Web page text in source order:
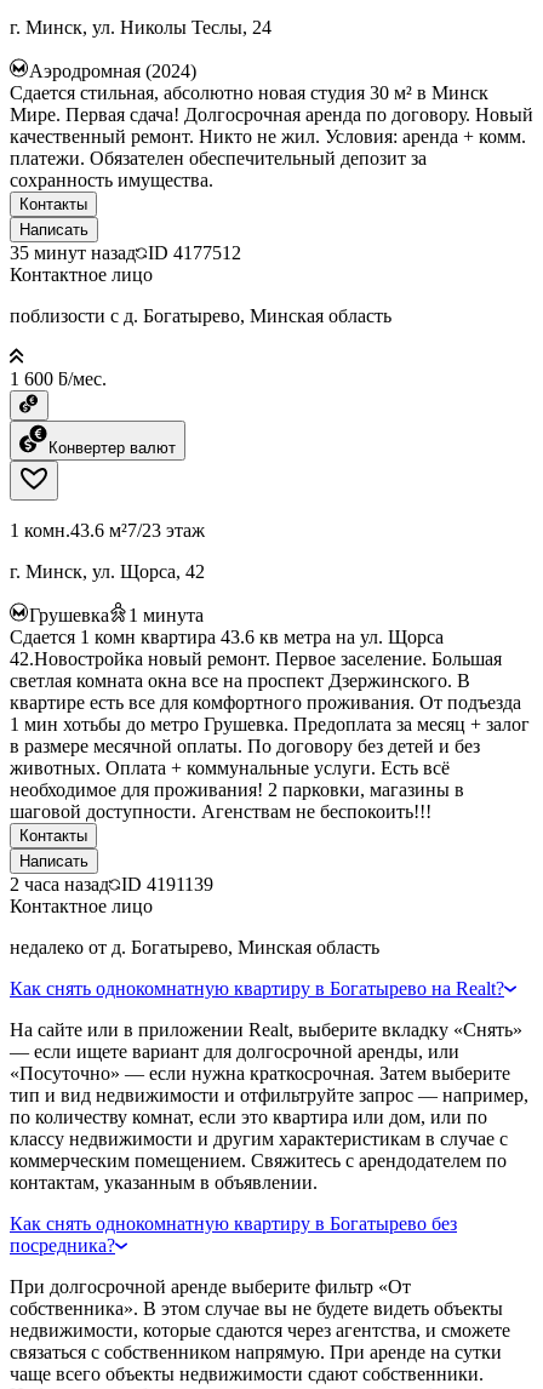
г. Минск, ул. Николы Теслы, 24
Аэродромная (2024)
Сдается стильная, абсолютно новая студия 30 м² в Минск
Мире. Первая сдача! Долгосрочная аренда по договору. Новый
качественный ремонт. Никто не жил. Условия: аренда + комм.
платежи. Обязателен обеспечительный депозит за
сохранность имущества.
Контакты
Написать
35 минут назад ID 4177512
Контактное лицо
поблизости с д. Богатырево, Минская область
1 600 ƃ/мес.
Конвертер валют
1 комн.43.6 м²7/23 этаж
г. Минск, ул. Щорса, 42
Грушевка 1 минута
Сдается 1 комн квартира 43.6 кв метра на ул. Щорса
42.Новостройка новый ремонт. Первое заселение. Большая
светлая комната окна все на проспект Дзержинского. В
квартире есть все для комфортного проживания. От подъезда
1 мин хотьбы до метро Грушевка. Предоплата за месяц + залог
в размере месячной оплаты. По договору без детей и без
животных. Оплата + коммунальные услуги. Есть всё
необходимое для проживания! 2 парковки, магазины в
шаговой доступности. Агенствам не беспокоить!!!
Контакты
Написать
2 часа назад ID 4191139
Контактное лицо
недалеко от д. Богатырево, Минская область
Как снять однокомнатную квартиру в Богатырево на Realt?
На сайте или в приложении Realt, выберите вкладку «Снять»
— если ищете вариант для долгосрочной аренды, или
«Посуточно» — если нужна краткосрочная. Затем выберите
тип и вид недвижимости и отфильтруйте запрос — например,
по количеству комнат, если это квартира или дом, или по
классу недвижимости и другим характеристикам в случае с
коммерческим помещением. Свяжитесь с арендодателем по
контактам, указанным в объявлении.
Как снять однокомнатную квартиру в Богатырево без
посредника?
При долгосрочной аренде выберите фильтр «От
собственника». В этом случае вы не будете видеть объекты
недвижимости, которые сдаются через агентства, и сможете
связаться с собственником напрямую. При аренде на сутки
чаще всего объекты недвижимости сдают собственники.